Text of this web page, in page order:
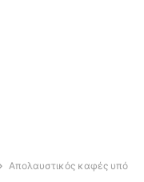
Απολαυστικός καφές υπό